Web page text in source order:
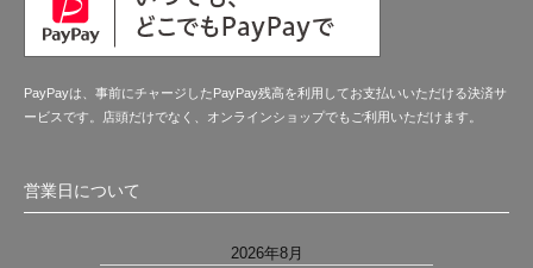
PayPayは、事前にチャージしたPayPay残高を利用してお支払いいただける決済サ
ービスです。店頭だけでなく、オンラインショップでもご利用いただけます。
営業日について
2026年8月